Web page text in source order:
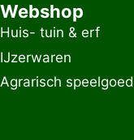
Webshop
Huis- tuin & erf
IJzerwaren
Agrarisch speelgoed